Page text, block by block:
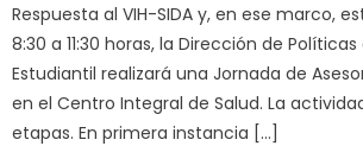
Respuesta al VIH-SIDA y, en ese marco,
8:30 a 11:30 horas, la Dirección de Políticas
Estudiantil realizará una Jornada de
en el Centro Integral de Salud. La
etapas. En primera instancia […]